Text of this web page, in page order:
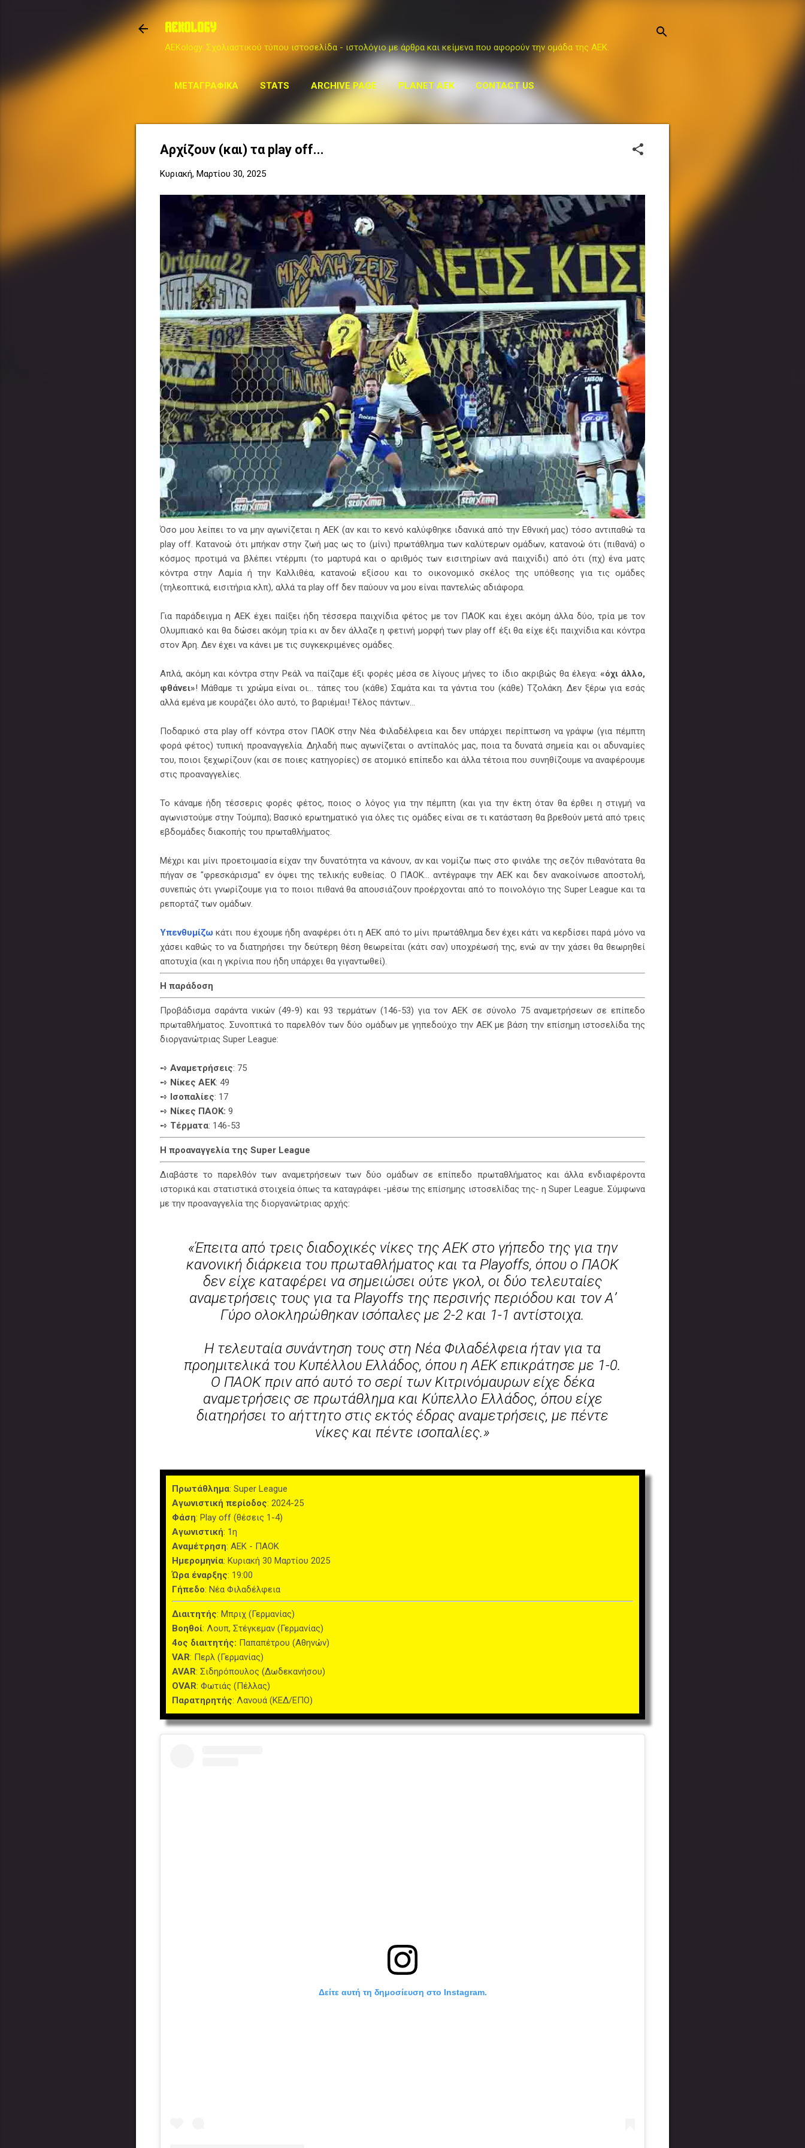
Μετάβαση στο κύριο περιεχόμενο
AEKOLOGY
AEKology. Σχολιαστικού τύπου ιστοσελίδα - ιστολόγιο με άρθρα και κείμενα που αφορούν την ομάδα της ΑΕΚ.
ΜΕΤΑΓΡΑΦΙΚΆ STATS ARCHIVE PAGE PLANET AEK CONTACT US
Αρχίζουν (και) τα play off...
Κυριακή, Μαρτίου 30, 2025
Όσο μου λείπει το να μην αγωνίζεται η ΑΕΚ (αν και το κενό καλύφθηκε ιδανικά από την Εθνική μας) τόσο αντιπαθώ τα
play off. Κατανοώ ότι μπήκαν στην ζωή μας ως το (μίνι) πρωτάθλημα των καλύτερων ομάδων, κατανοώ ότι (πιθανά) ο
κόσμος προτιμά να βλέπει ντέρμπι (το μαρτυρά και ο αριθμός των εισιτηρίων ανά παιχνίδι) από ότι (πχ) ένα ματς
κόντρα στην Λαμία ή την Καλλιθέα, κατανοώ εξίσου και το οικονομικό σκέλος της υπόθεσης για τις ομάδες
(τηλεοπτικά, εισιτήρια κλπ), αλλά τα play off δεν παύουν να μου είναι παντελώς αδιάφορα.
Για παράδειγμα η ΑΕΚ έχει παίξει ήδη τέσσερα παιχνίδια φέτος με τον ΠΑΟΚ και έχει ακόμη άλλα δύο, τρία με τον
Ολυμπιακό και θα δώσει ακόμη τρία κι αν δεν άλλαζε η φετινή μορφή των play off έξι θα είχε έξι παιχνίδια και κόντρα
στον Άρη. Δεν έχει να κάνει με τις συγκεκριμένες ομάδες.
Απλά, ακόμη και κόντρα στην Ρεάλ να παίζαμε έξι φορές μέσα σε λίγους μήνες το ίδιο ακριβώς θα έλεγα: «όχι άλλο,
φθάνει»! Μάθαμε τι χρώμα είναι οι... τάπες του (κάθε) Σαμάτα και τα γάντια του (κάθε) Τζολάκη. Δεν ξέρω για εσάς
αλλά εμένα με κουράζει όλο αυτό, το βαριέμαι! Τέλος πάντων...
Ποδαρικό στα play off κόντρα στον ΠΑΟΚ στην Νέα Φιλαδέλφεια και δεν υπάρχει περίπτωση να γράψω (για πέμπτη
φορά φέτος) τυπική προαναγγελία. Δηλαδή πως αγωνίζεται ο αντίπαλός μας, ποια τα δυνατά σημεία και οι αδυναμίες
του, ποιοι ξεχωρίζουν (και σε ποιες κατηγορίες) σε ατομικό επίπεδο και άλλα τέτοια που συνηθίζουμε να αναφέρουμε
στις προαναγγελίες.
Το κάναμε ήδη τέσσερις φορές φέτος, ποιος ο λόγος για την πέμπτη (και για την έκτη όταν θα έρθει η στιγμή να
αγωνιστούμε στην Τούμπα); Βασικό ερωτηματικό για όλες τις ομάδες είναι σε τι κατάσταση θα βρεθούν μετά από τρεις
εβδομάδες διακοπής του πρωταθλήματος.
Μέχρι και μίνι προετοιμασία είχαν την δυνατότητα να κάνουν, αν και νομίζω πως στο φινάλε της σεζόν πιθανότατα θα
πήγαν σε "φρεσκάρισμα" εν όψει της τελικής ευθείας. Ο ΠΑΟΚ... αντέγραψε την ΑΕΚ και δεν ανακοίνωσε αποστολή,
συνεπώς ότι γνωρίζουμε για το ποιοι πιθανά θα απουσιάζουν προέρχονται από το ποινολόγιο της Super League και τα
ρεπορτάζ των ομάδων.
Υπενθυμίζω κάτι που έχουμε ήδη αναφέρει ότι η ΑΕΚ από το μίνι πρωτάθλημα δεν έχει κάτι να κερδίσει παρά μόνο να
χάσει καθώς το να διατηρήσει την δεύτερη θέση θεωρείται (κάτι σαν) υποχρέωσή της, ενώ αν την χάσει θα θεωρηθεί
αποτυχία (και η γκρίνια που ήδη υπάρχει θα γιγαντωθεί).
Η παράδοση
Προβάδισμα σαράντα νικών (49-9) και 93 τερμάτων (146-53) για τον ΑΕΚ σε σύνολο 75 αναμετρήσεων σε επίπεδο
πρωταθλήματος. Συνοπτικά το παρελθόν των δύο ομάδων με γηπεδούχο την ΑΕΚ με βάση την επίσημη ιστοσελίδα της
διοργανώτριας Super League:
➺ Αναμετρήσεις: 75
➺ Νίκες ΑΕΚ: 49
➺ Ισοπαλίες: 17
➺ Νίκες ΠΑΟΚ: 9
➺ Τέρματα: 146-53
Η προαναγγελία της Super League
Διαβάστε το παρελθόν των αναμετρήσεων των δύο ομάδων σε επίπεδο πρωταθλήματος και άλλα ενδιαφέροντα
ιστορικά και στατιστικά στοιχεία όπως τα καταγράφει -μέσω της επίσημης ιστοσελίδας της- η Super League. Σύμφωνα
με την προαναγγελία της διοργανώτριας αρχής:
«Έπειτα από τρεις διαδοχικές νίκες της ΑΕΚ στο γήπεδο της για την
κανονική διάρκεια του πρωταθλήματος και τα Playoffs, όπου ο ΠΑΟΚ
δεν είχε καταφέρει να σημειώσει ούτε γκολ, οι δύο τελευταίες
αναμετρήσεις τους για τα Playoffs της περσινής περιόδου και τον Α’
Γύρο ολοκληρώθηκαν ισόπαλες με 2-2 και 1-1 αντίστοιχα.
Η τελευταία συνάντηση τους στη Νέα Φιλαδέλφεια ήταν για τα
προημιτελικά του Κυπέλλου Ελλάδος, όπου η ΑΕΚ επικράτησε με 1-0.
Ο ΠΑΟΚ πριν από αυτό το σερί των Κιτρινόμαυρων είχε δέκα
αναμετρήσεις σε πρωτάθλημα και Κύπελλο Ελλάδος, όπου είχε
διατηρήσει το αήττητο στις εκτός έδρας αναμετρήσεις, με πέντε
νίκες και πέντε ισοπαλίες.»
Πρωτάθλημα: Super League
Αγωνιστική περίοδος: 2024-25
Φάση: Play off (θέσεις 1-4)
Αγωνιστική: 1η
Αναμέτρηση: ΑΕΚ - ΠΑΟΚ
Ημερομηνία: Κυριακή 30 Μαρτίου 2025
Ώρα έναρξης: 19:00
Γήπεδο: Νέα Φιλαδέλφεια
Διαιτητής: Μπριχ (Γερμανίας)
Βοηθοί: Λουπ, Στέγκεμαν (Γερμανίας)
4ος διαιτητής: Παπαπέτρου (Αθηνών)
VAR: Περλ (Γερμανίας)
AVAR: Σιδηρόπουλος (Δωδεκανήσου)
OVAR: Φωτιάς (Πέλλας)
Παρατηρητής: Λανουά (ΚΕΔ/ΕΠΟ)
Δείτε αυτή τη δημοσίευση στο Instagram.